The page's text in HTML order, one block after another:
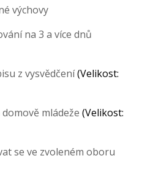
výchovy
na 3 a více dnů
z vysvědčení(Velikost:
mládeže (Velikost:
se ve zvoleném oboru